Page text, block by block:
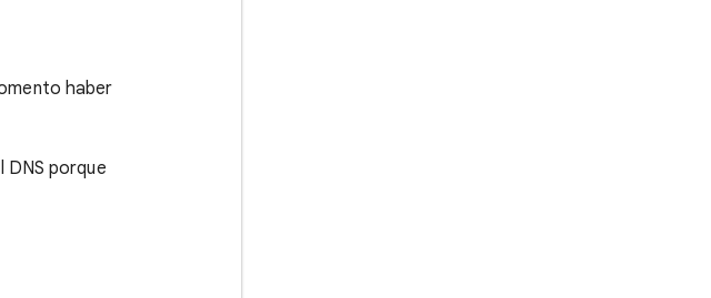
haber
DNS porque